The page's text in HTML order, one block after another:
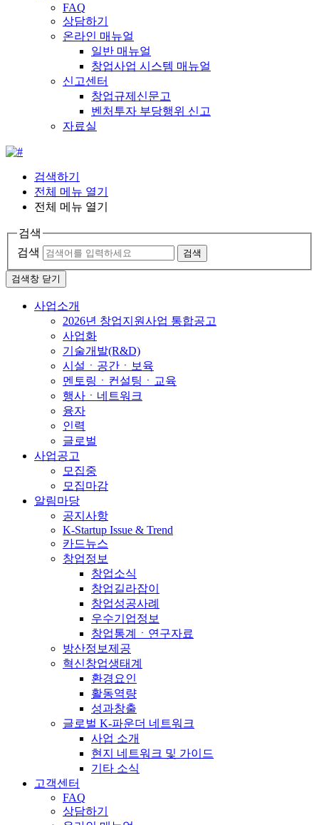
FAQ
상담하기
온라인 매뉴얼
일반 매뉴얼
창업사업 시스템 매뉴얼
신고센터
창업규제신문고
벤처투자 부당행위 신고
자료실
검색하기
전체 메뉴 열기
전체 메뉴 열기
검색
검색
검색
검색창 닫기
사업소개
2026년 창업지원사업 통합공고
사업화
기술개발(R&D)
시설ㆍ공간ㆍ보육
멘토링ㆍ컨설팅ㆍ교육
행사ㆍ네트워크
융자
인력
글로벌
사업공고
모집중
모집마감
알림마당
공지사항
K-Startup Issue & Trend
카드뉴스
창업정보
창업소식
창업길라잡이
창업성공사례
우수기업정보
창업통계ㆍ연구자료
방산정보제공
혁신창업생태계
환경요인
활동역량
성과창출
글로벌 K-파운더 네트워크
사업 소개
현지 네트워크 및 가이드
기타 소식
고객센터
FAQ
상담하기